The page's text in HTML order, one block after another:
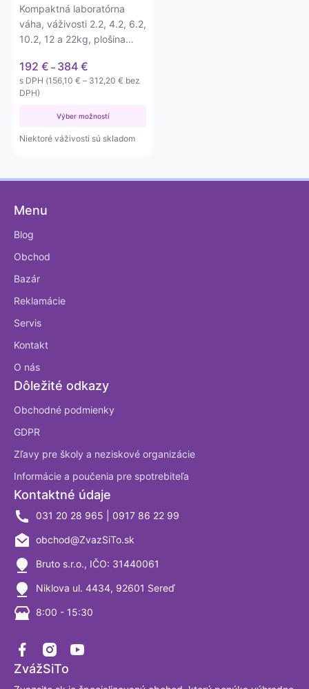
Kompaktná laboratórna
váha, váživosti 2.2, 4.2, 6.2,
10.2, 12 a 22kg, plošina
192 € – 384 €
range:
192 €
384 €
s DPH (156,10 € – 312,20 € Price
bez
DPH)
Výber možností
stránke
produktu.
Niektoré váživosti sú skladom
Menu
Blog
Obchod
Bazár
Reklamácie
Servis
Kontakt
O nás
Dôležité odkazy
Obchodné podmienky
GDPR
Zľavy pre školy a neziskové organizácie
Informácie a poučenia pre spotrebiteľa
ZvážSiTo
Kontaktné údaje
031 20 28 965 | 0917 86 22 99
obchod@ZvazSiTo.sk
Bruto s.r.o., IČO: 31440061
Niklova ul. 4434, 92601 Sereď
8:00 - 15:30